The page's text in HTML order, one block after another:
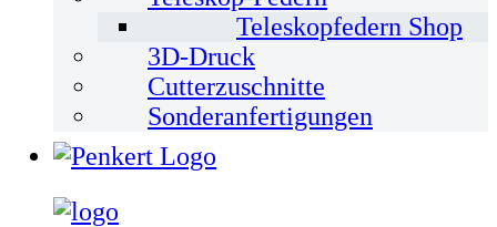
Teleskopfedern Shop
3D-Druck
Cutterzuschnitte
Sonderanfertigungen